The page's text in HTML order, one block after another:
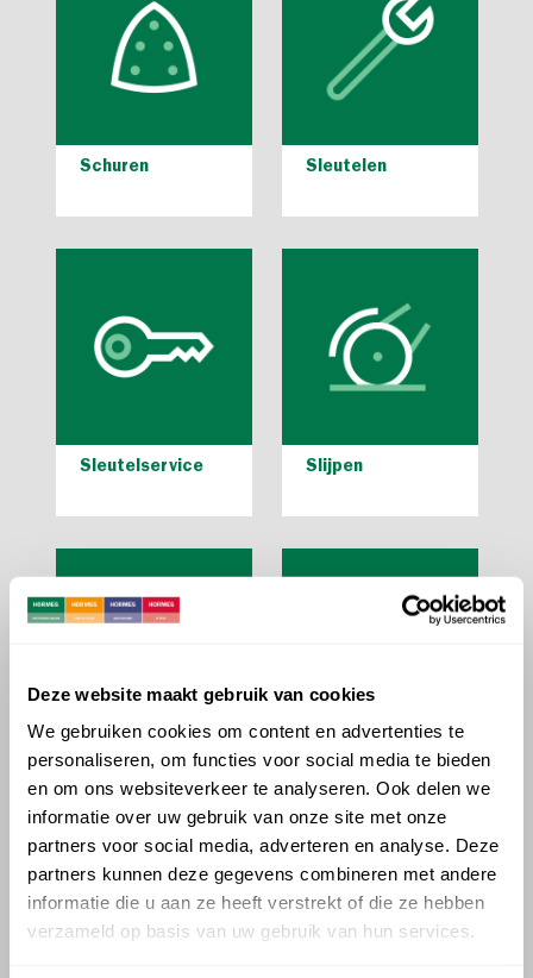
Deze website maakt gebruik van cookies
We gebruiken cookies om content en advertenties te
personaliseren, om functies voor social media te bieden
en om ons websiteverkeer te analyseren. Ook delen we
informatie over uw gebruik van onze site met onze
partners voor social media, adverteren en analyse. Deze
partners kunnen deze gegevens combineren met andere
informatie die u aan ze heeft verstrekt of die ze hebben
verzameld op basis van uw gebruik van hun services.
Schuren Sleutelen
Sleutelservice Slijpen
Smeren Sproeien